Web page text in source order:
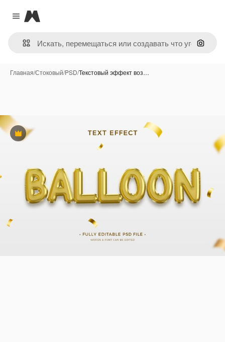
Close menu
Magnific
Поиск
Главная/Стоковый/PSD/Текстовый эффект воз…
Премиум